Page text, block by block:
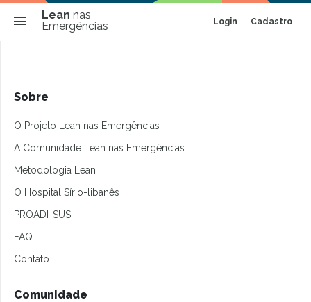
Lean nas
Emergências
Login Cadastro
Sobre
O Projeto Lean nas Emergências
A Comunidade Lean nas Emergências
Metodologia Lean
O Hospital Sírio-libanês
PROADI-SUS
FAQ
Contato
Comunidade